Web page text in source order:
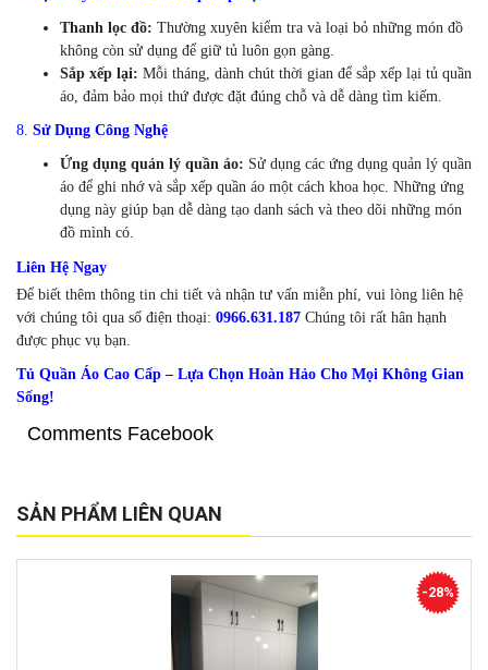
Thanh lọc đồ: Thường xuyên kiểm tra và loại bỏ những món đồ
không còn sử dụng để giữ tủ luôn gọn gàng.
Sắp xếp lại: Mỗi tháng, dành chút thời gian để sắp xếp lại tủ quần
áo, đảm bảo mọi thứ được đặt đúng chỗ và dễ dàng tìm kiếm.
8. Sử Dụng Công Nghệ
Ứng dụng quản lý quần áo: Sử dụng các ứng dụng quản lý quần
áo để ghi nhớ và sắp xếp quần áo một cách khoa học. Những ứng
dụng này giúp bạn dễ dàng tạo danh sách và theo dõi những món
đồ mình có.
Liên Hệ Ngay
Để biết thêm thông tin chi tiết và nhận tư vấn miễn phí, vui lòng liên hệ
với chúng tôi qua số điện thoại: 0966.631.187 Chúng tôi rất hân hạnh
được phục vụ bạn.
Tủ Quần Áo Cao Cấp – Lựa Chọn Hoàn Hảo Cho Mọi Không Gian
Sống!
Comments Facebook
SẢN PHẨM LIÊN QUAN